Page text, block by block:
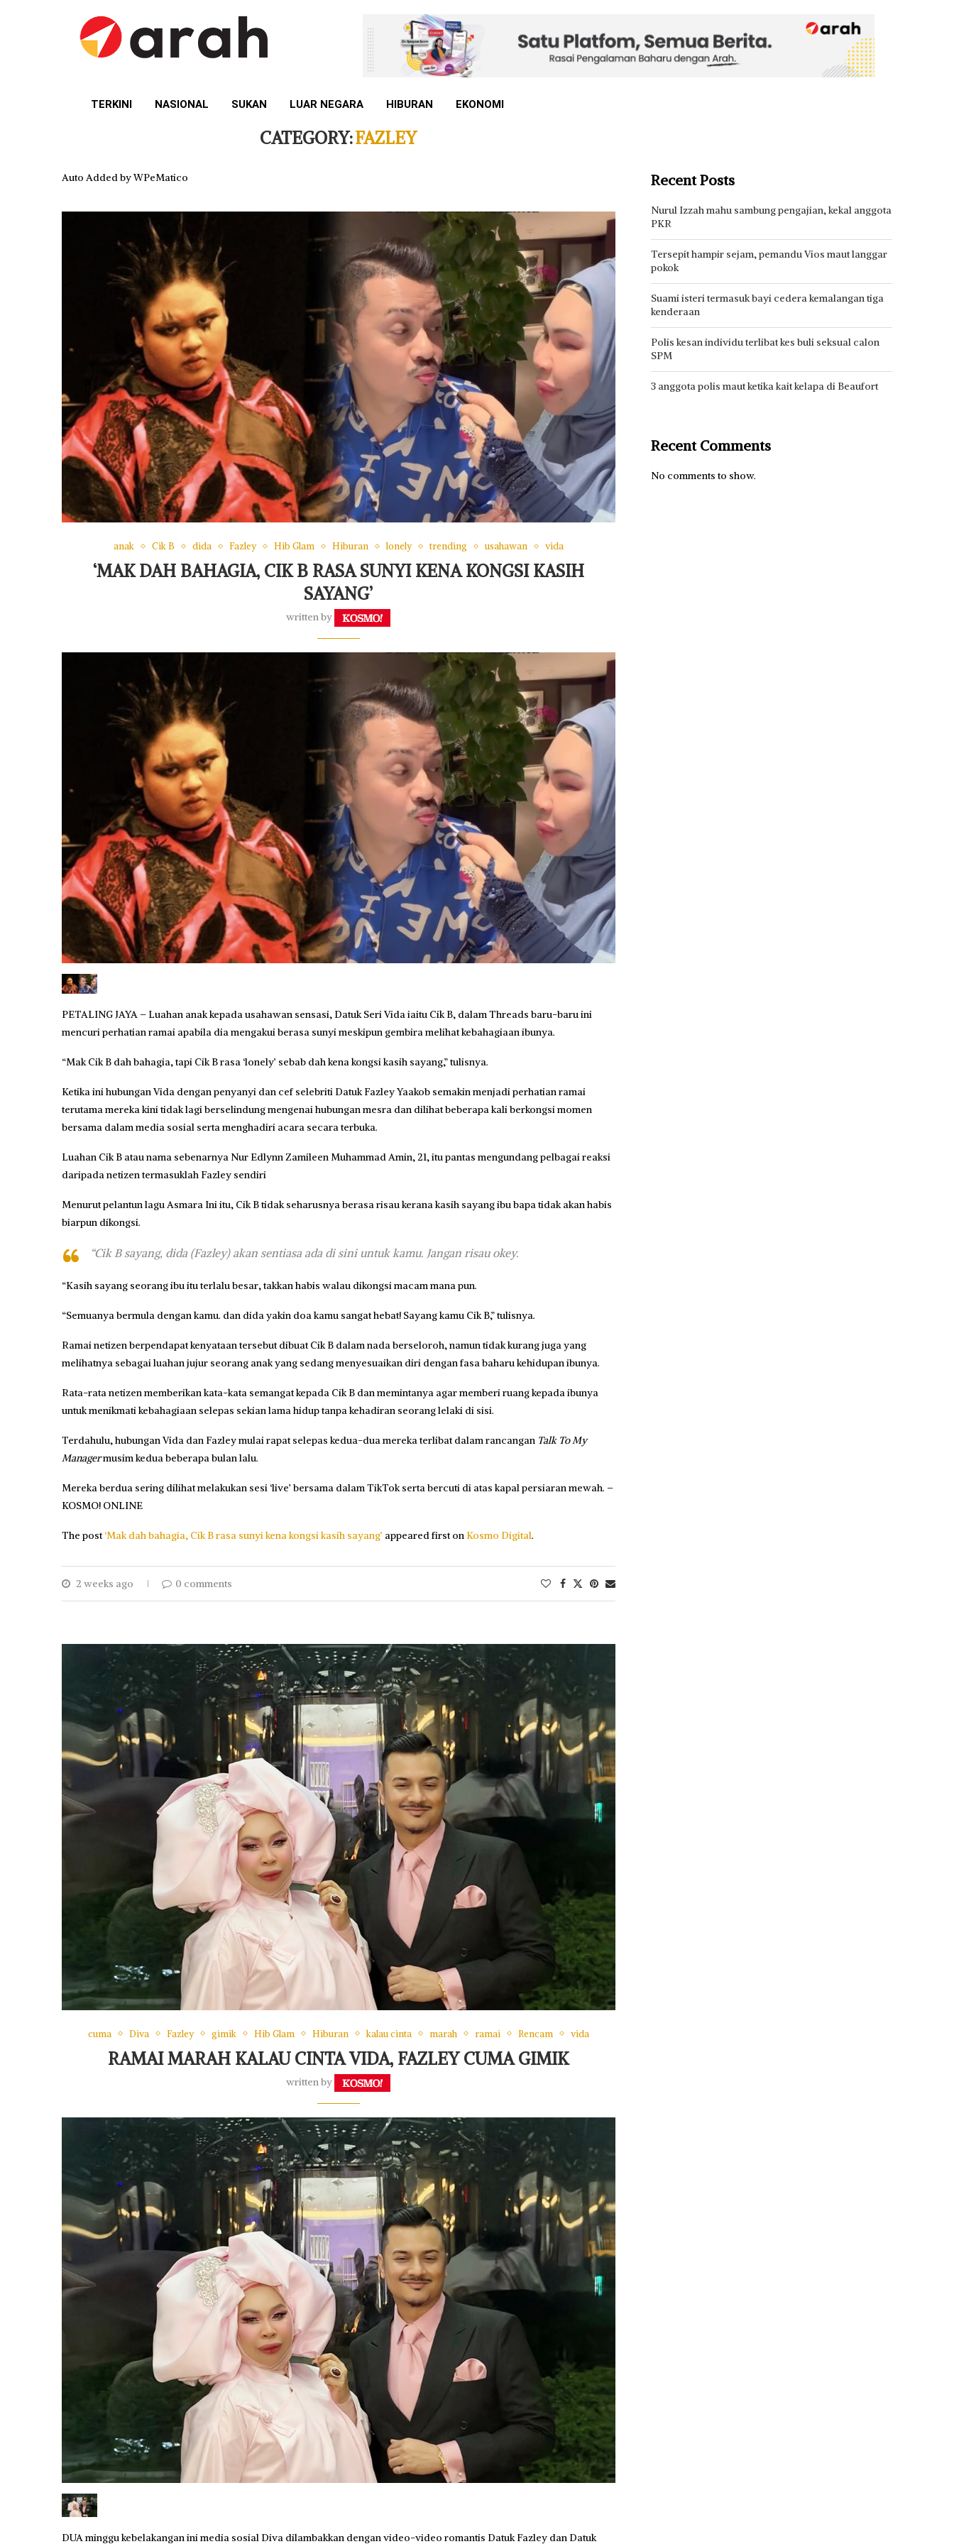
TERKINI NASIONAL SUKAN LUAR NEGARA HIBURAN EKONOMI
CATEGORY:FAZLEY
Auto Added by WPeMatico
anak Cik B dida Fazley Hib Glam Hiburan lonely trending usahawan vida
‘MAK DAH BAHAGIA, CIK B RASA SUNYI KENA KONGSI KASIH
SAYANG’
written by
PETALING JAYA – Luahan anak kepada usahawan sensasi, Datuk Seri Vida iaitu Cik B, dalam Threads baru-baru ini
mencuri perhatian ramai apabila dia mengakui berasa sunyi meskipun gembira melihat kebahagiaan ibunya.
“Mak Cik B dah bahagia, tapi Cik B rasa ‘lonely’ sebab dah kena kongsi kasih sayang,” tulisnya.
Ketika ini hubungan Vida dengan penyanyi dan cef selebriti Datuk Fazley Yaakob semakin menjadi perhatian ramai
terutama mereka kini tidak lagi berselindung mengenai hubungan mesra dan dilihat beberapa kali berkongsi momen
bersama dalam media sosial serta menghadiri acara secara terbuka.
Luahan Cik B atau nama sebenarnya Nur Edlynn Zamileen Muhammad Amin, 21, itu pantas mengundang pelbagai reaksi
daripada netizen termasuklah Fazley sendiri
Menurut pelantun lagu Asmara Ini itu, Cik B tidak seharusnya berasa risau kerana kasih sayang ibu bapa tidak akan habis
biarpun dikongsi.
“Cik B sayang, dida (Fazley) akan sentiasa ada di sini untuk kamu. Jangan risau okey.
“Kasih sayang seorang ibu itu terlalu besar, takkan habis walau dikongsi macam mana pun.
“Semuanya bermula dengan kamu. dan dida yakin doa kamu sangat hebat! Sayang kamu Cik B,” tulisnya.
Ramai netizen berpendapat kenyataan tersebut dibuat Cik B dalam nada berseloroh, namun tidak kurang juga yang
melihatnya sebagai luahan jujur seorang anak yang sedang menyesuaikan diri dengan fasa baharu kehidupan ibunya.
Rata-rata netizen memberikan kata-kata semangat kepada Cik B dan memintanya agar memberi ruang kepada ibunya
untuk menikmati kebahagiaan selepas sekian lama hidup tanpa kehadiran seorang lelaki di sisi.
Terdahulu, hubungan Vida dan Fazley mulai rapat selepas kedua-dua mereka terlibat dalam rancangan Talk To My
Managermusim kedua beberapa bulan lalu.
Mereka berdua sering dilihat melakukan sesi ‘live’ bersama dalam TikTok serta bercuti di atas kapal persiaran mewah. –
KOSMO! ONLINE
The post‘Mak dah bahagia, Cik B rasa sunyi kena kongsi kasih sayang’ appeared first on Kosmo Digital.
2 weeks ago 0 comments
cuma Diva Fazley gimik Hib Glam Hiburan kalau cinta marah ramai Rencam vida
RAMAI MARAH KALAU CINTA VIDA, FAZLEY CUMA GIMIK
written by
DUA minggu kebelakangan ini media sosial Diva dilambakkan dengan video-video romantis Datuk Fazley dan Datuk
Recent Posts
Nurul Izzah mahu sambung pengajian, kekal anggota
PKR
Tersepit hampir sejam, pemandu Vios maut langgar
pokok
Suami isteri termasuk bayi cedera kemalangan tiga
kenderaan
Polis kesan individu terlibat kes buli seksual calon
SPM
3 anggota polis maut ketika kait kelapa di Beaufort
Recent Comments
No comments to show.